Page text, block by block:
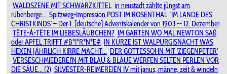
WALDSZENE MIT SCHWARZKITTEL in neustadt zählte jüngst am
rübenberge... Spitzweg-Impression POST IM ROSENTHAL 'IM LANDE DES
CHRISTKINDS' – Der 1. [deutsche] Adventskalender von 1903 -- 12. Dezember
TÊTE-À-TÊTE IM LIEBESLÄUBCHEN? IM GARTEN WO MAL NEWTON SAß
oder APFEL TRIFFT #B*I*R*N*E# IN KÜRZE IST WALPURGISNACHT WAS
HEXEN JÄHRLICH KIRRE MACHT... DER GOTTESSOHN MIT 'ZIEGENPETER'
VERSESCHMIEDEREI'N MIT BLAU & BLÄUE WERFEN SELTEN PERLEN VOR
DIE SÄUE... (2) SILVESTER-REIMEREIEN IV mit janus, männe, zeit & windeln